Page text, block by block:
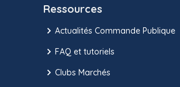
Ressources
Actualités Commande Publique
FAQ et tutoriels
Clubs Marchés